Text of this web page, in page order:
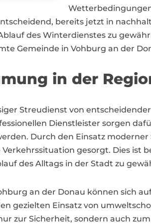
bereits jetzt in
des Winterdienstes zu
Gemeinde in Vohburg an der
in der
Streudienst von
Dienstleister sorgen
Durch den Einsatz
gesorgt. Dies ist
des Alltags in der Stadt zu
an der Donau können sich
gezielten Einsatz von
zur Sicherheit, sondern auch